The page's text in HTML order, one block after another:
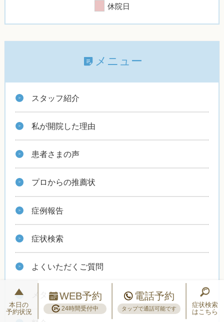
休院日
メニュー
スタッフ紹介
私が開院した理由
患者さまの声
プロからの推薦状
症例報告
症状検索
よくいただくご質問
メタトロン測定
本日の
予約状況
WEB予約
24時間受付中
電話予約
タップで通話可能です
症状検索
はこちら